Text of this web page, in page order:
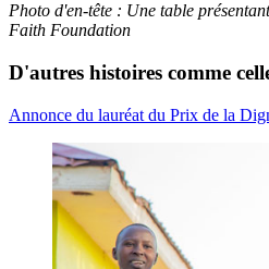
Photo d'en-tête : Une table
Faith Foundation
D'autres histoires comme
Annonce du lauréat du Prix de la